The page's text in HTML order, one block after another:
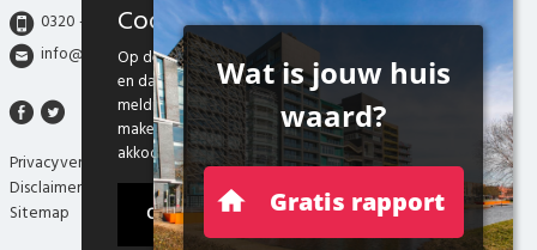
0320 - 280 280
info@abwonen.nl
Privacyverklaring
Disclaimer
Sitemap
Cookies
Op deze website maken we gebruik van cookies
en daarmee vergelijkbare technieken. Door deze
melding te sluiten, of door gebruik te blijven
maken van onze website weten we dat je hiermee
akkoord gaat.
Ok